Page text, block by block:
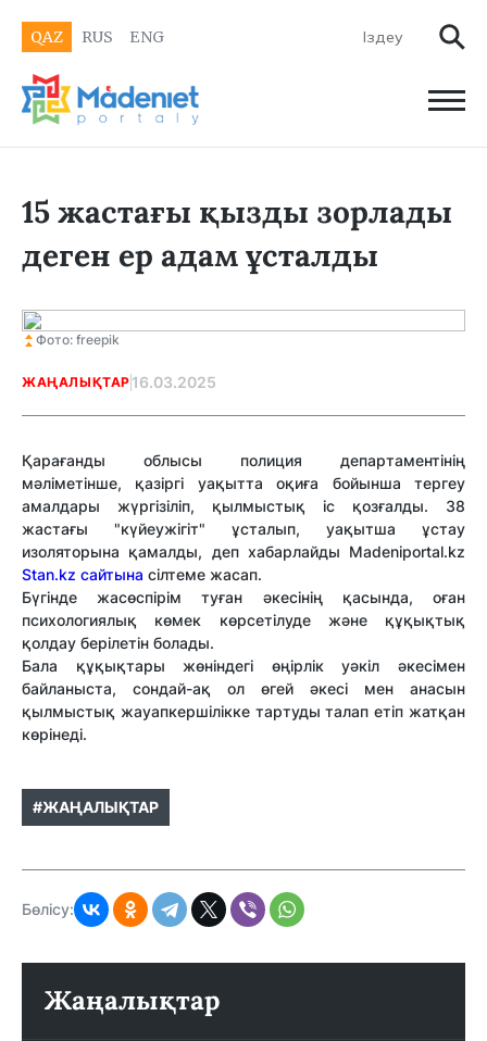
QAZ RUS ENG
15 жастағы қызды зорлады
деген ер адам ұсталды
Фото: freepik
ЖАҢАЛЫҚТАР 16.03.2025
Қарағанды облысы полиция департаментінің
мәліметінше, қазіргі уақытта оқиға бойынша тергеу
амалдары жүргізіліп, қылмыстық іс қозғалды. 38
жастағы "күйеужігіт" ұсталып, уақытша ұстау
изоляторына қамалды, деп хабарлайды Madeniportal.kz
Stan.kz сайтына сілтеме жасап.
Бүгінде жасөспірім туған әкесінің қасында, оған
психологиялық көмек көрсетілуде және құқықтық
қолдау берілетін болады.
Бала құқықтары жөніндегі өңірлік уәкіл әкесімен
байланыста, сондай-ақ ол өгей әкесі мен анасын
қылмыстық жауапкершілікке тартуды талап етіп жатқан
көрінеді.
#ЖАҢАЛЫҚТАР
Бөлісу:
Жаңалықтар